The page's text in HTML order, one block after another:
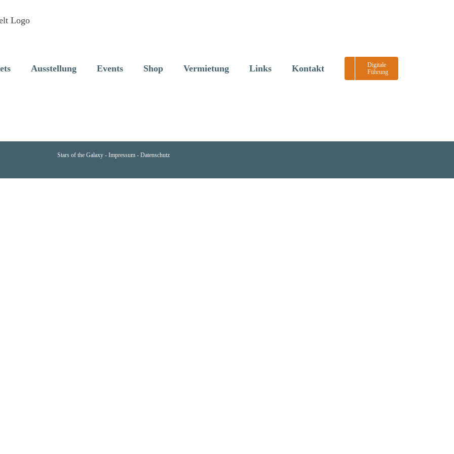
Ausstellung Events Shop Vermietung Links Kontakt
Digitale
Führung
Stars of the Galaxy - Impressum - Datenschutz